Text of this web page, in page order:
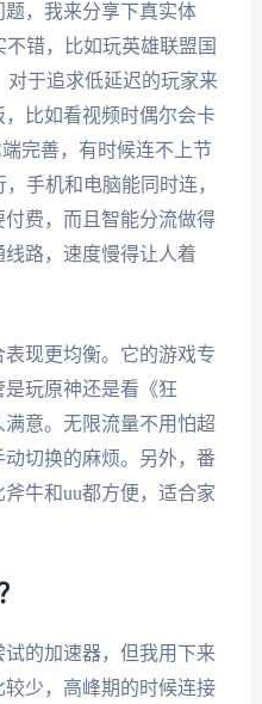
，我来分享下真实体
错，比如玩英雄联盟国
对于追求低延迟的玩家来
比如看视频时偶尔会卡
完善，有时候连不上节
手机和电脑能同时连，
费，而且智能分流做得
路，速度慢得让人着
表现更均衡。它的游戏专
玩原神还是看《狂
意。无限流量不用怕超
切换的麻烦。另外，番
牛和uu都方便，适合家
的加速器，但我用下来
少，高峰期的时候连接